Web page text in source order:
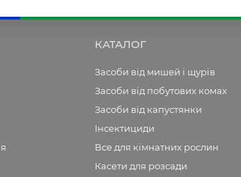
КАТАЛОГ
Засоби від мишей і щурів
Засоби від побутових комах
Засоби від капустянки
Інсектициди
Все для кімнатних рослин
Касети для розсади